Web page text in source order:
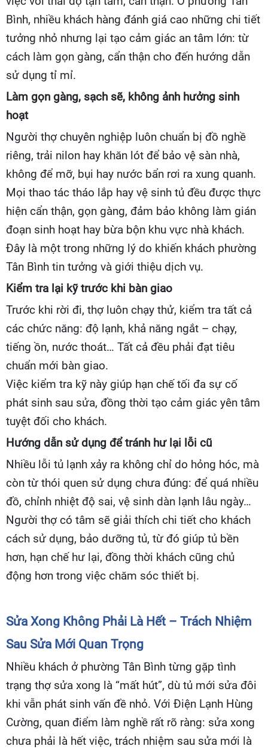
Bình, nhiều khách hàng đánh giá cao những chi tiết
tưởng nhỏ nhưng lại tạo cảm giác an tâm lớn: từ
cách làm gọn gàng, cẩn thận cho đến hướng dẫn
sử dụng tỉ mỉ.
Làm gọn gàng, sạch sẽ, không ảnh hưởng sinh
hoạt
Người thợ chuyên nghiệp luôn chuẩn bị đồ nghề
riêng, trải nilon hay khăn lót để bảo vệ sàn nhà,
không để mỡ, bụi hay nước bẩn rơi ra xung quanh.
Mọi thao tác tháo lắp hay vệ sinh tủ đều được thực
hiện cẩn thận, gọn gàng, đảm bảo không làm gián
đoạn sinh hoạt hay bừa bộn khu vực nhà khách.
Đây là một trong những lý do khiến khách phường
Tân Bình tin tưởng và giới thiệu dịch vụ.
Kiểm tra lại kỹ trước khi bàn giao
Trước khi rời đi, thợ luôn chạy thử, kiểm tra tất cả
các chức năng: độ lạnh, khả năng ngắt – chạy,
tiếng ồn, nước thoát… Tất cả đều phải đạt tiêu
chuẩn mới bàn giao.
Việc kiểm tra kỹ này giúp hạn chế tối đa sự cố
phát sinh sau sửa, đồng thời tạo cảm giác yên tâm
tuyệt đối cho khách.
Hướng dẫn sử dụng để tránh hư lại lỗi cũ
Nhiều lỗi tủ lạnh xảy ra không chỉ do hỏng hóc, mà
còn từ thói quen sử dụng chưa đúng: để quá nhiều
đồ, chỉnh nhiệt độ sai, vệ sinh dàn lạnh lâu ngày…
Người thợ có tâm sẽ giải thích chi tiết cho khách
cách sử dụng, bảo dưỡng tủ, từ đó giúp tủ bền
hơn, hạn chế hư lại, đồng thời khách cũng chủ
động hơn trong việc chăm sóc thiết bị.
Sửa Xong Không Phải Là Hết – Trách Nhiệm
Sau Sửa Mới Quan Trọng
Nhiều khách ở phường Tân Bình từng gặp tình
trạng thợ sửa xong là “mất hút”, dù tủ mới sửa đôi
khi vẫn phát sinh vấn đề nhỏ. Với Điện Lạnh Hùng
Cường, quan điểm làm nghề rất rõ ràng: sửa xong
chưa phải là hết việc, trách nhiệm sau sửa mới là